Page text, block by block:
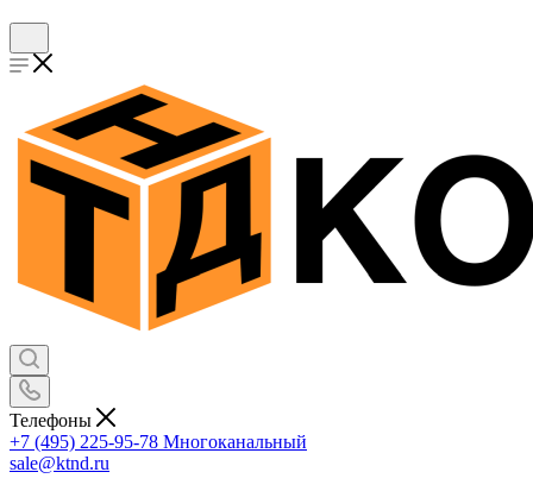
Телефоны
+7 (495) 225-95-78 Многоканальный
sale@ktnd.ru